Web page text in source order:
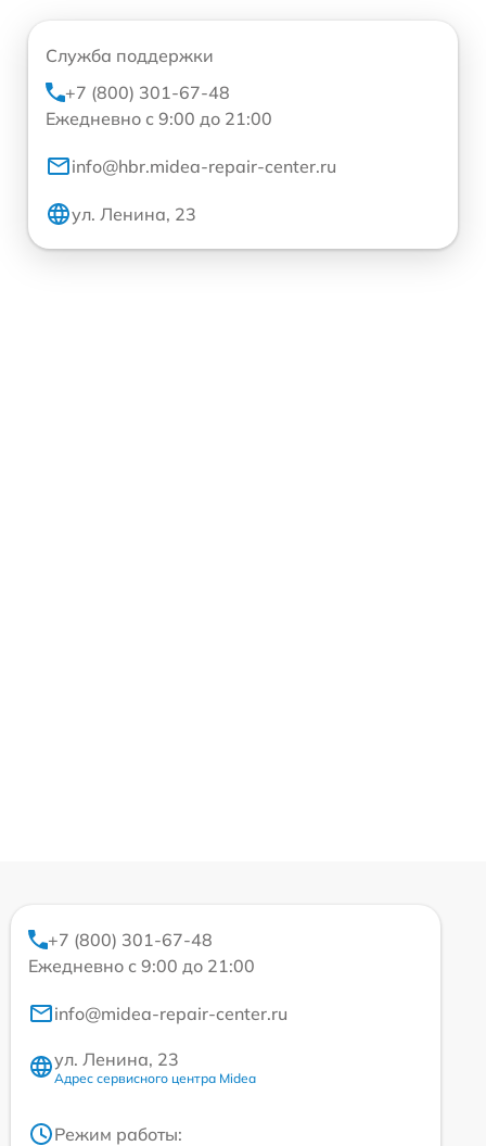
Служба поддержки
+7 (800) 301-67-48
Ежедневно с 9:00 до 21:00
info@hbr.midea-repair-center.ru
ул. Ленина, 23
+7 (800) 301-67-48
Ежедневно с 9:00 до 21:00
info@midea-repair-center.ru
ул. Ленина, 23
Адрес сервисного центра Midea
Режим работы: